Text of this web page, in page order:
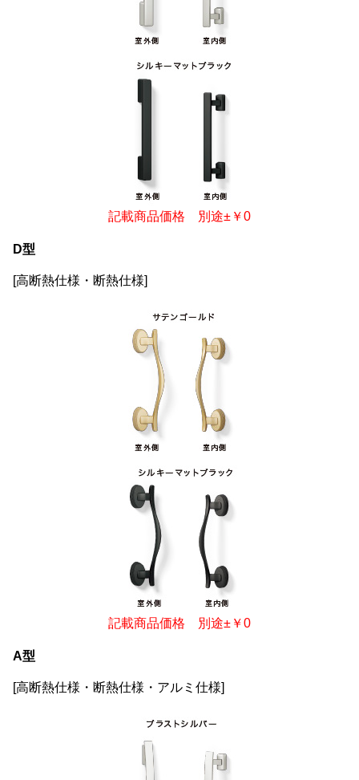
記載商品価格 別途±￥0
D型
[高断熱仕様・断熱仕様]
記載商品価格 別途±￥0
A型
[高断熱仕様・断熱仕様・アルミ仕様]